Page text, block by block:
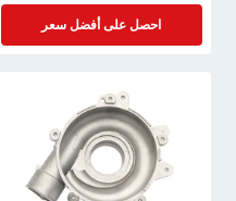
احصل على أفضل سعر